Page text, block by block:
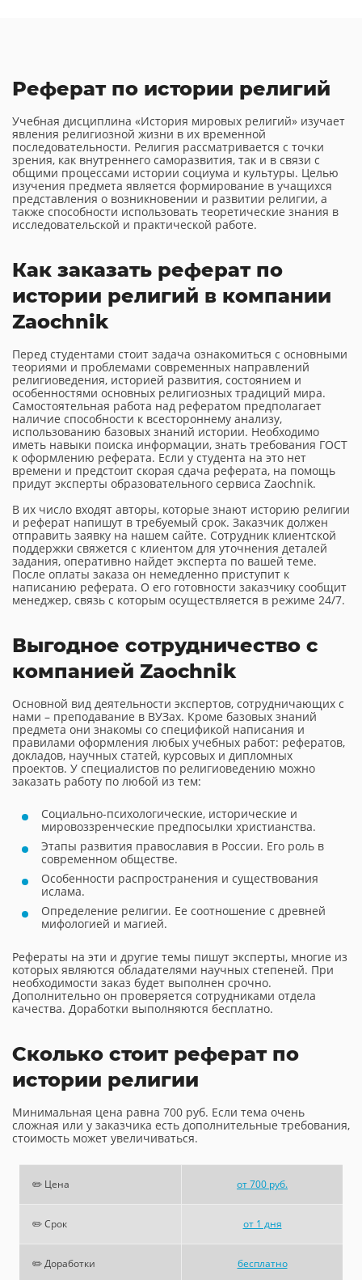
Реферат по истории религий
Учебная дисциплина «История мировых религий» изучает
явления религиозной жизни в их временной
последовательности. Религия рассматривается с точки
зрения, как внутреннего саморазвития, так и в связи с
общими процессами истории социума и культуры. Целью
изучения предмета является формирование в учащихся
представления о возникновении и развитии религии, а
также способности использовать теоретические знания в
исследовательской и практической работе.
Как заказать реферат по
истории религий в компании
Zaochnik
Перед студентами стоит задача ознакомиться с основными
теориями и проблемами современных направлений
религиоведения, историей развития, состоянием и
особенностями основных религиозных традиций мира.
Самостоятельная работа над рефератом предполагает
наличие способности к всестороннему анализу,
использованию базовых знаний истории. Необходимо
иметь навыки поиска информации, знать требования ГОСТ
к оформлению реферата. Если у студента на это нет
времени и предстоит скорая сдача реферата, на помощь
придут эксперты образовательного сервиса Zaochnik.
В их число входят авторы, которые знают историю религии
и реферат напишут в требуемый срок. Заказчик должен
отправить заявку на нашем сайте. Сотрудник клиентской
поддержки свяжется с клиентом для уточнения деталей
задания, оперативно найдет эксперта по вашей теме.
После оплаты заказа он немедленно приступит к
написанию реферата. О его готовности заказчику сообщит
менеджер, связь с которым осуществляется в режиме 24/7.
Выгодное сотрудничество с
компанией Zaochnik
Основной вид деятельности экспертов, сотрудничающих с
нами – преподавание в ВУЗах. Кроме базовых знаний
предмета они знакомы со спецификой написания и
правилами оформления любых учебных работ: рефератов,
докладов, научных статей, курсовых и дипломных
проектов. У специалистов по религиоведению можно
заказать работу по любой из тем:
Социально-психологические, исторические и
мировоззренческие предпосылки христианства.
Этапы развития православия в России. Его роль в
современном обществе.
Особенности распространения и существования
ислама.
Определение религии. Ее соотношение с древней
мифологией и магией.
Рефераты на эти и другие темы пишут эксперты, многие из
которых являются обладателями научных степеней. При
необходимости заказ будет выполнен срочно.
Дополнительно он проверяется сотрудниками отдела
качества. Доработки выполняются бесплатно.
Сколько стоит реферат по
истории религии
Минимальная цена равна 700 руб. Если тема очень
сложная или у заказчика есть дополнительные требования,
стоимость может увеличиваться.
✏️ Цена от 700 руб.
✏️ Срок от 1 дня
✏️ Доработки бесплатно